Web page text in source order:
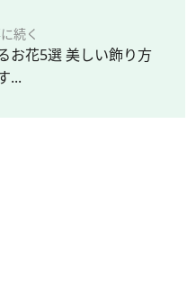
続く
お花5選 美しい飾り方
...